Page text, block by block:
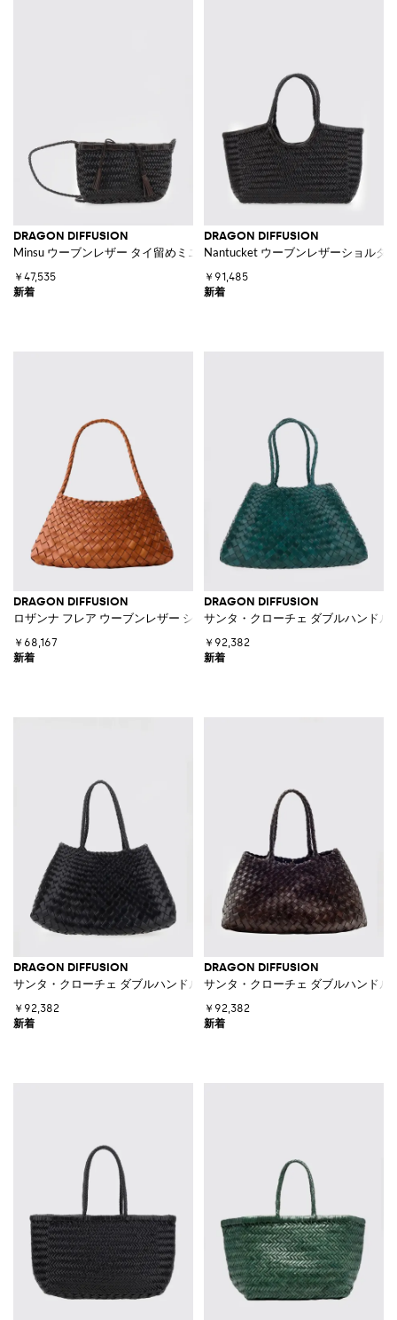
DRAGON DIFFUSION
Minsu ウーブンレザー タイ留めミニクロスボディバッグ
￥47,535
DRAGON DIFFUSION
Nantucket ウーブンレザーショルダ
￥91,485
DRAGON DIFFUSION
ロザンナ フレア ウーブンレザー ショルダーバッグ
￥68,167
DRAGON DIFFUSION
サンタ・クローチェ ダブルハンド
￥92,382
DRAGON DIFFUSION
サンタ・クローチェ ダブルハンドル付き ウーブンレザー ショルダーバッ
￥92,382
DRAGON DIFFUSION
サンタ・クローチェ ダブルハンド
￥92,382